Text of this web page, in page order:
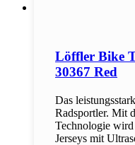
Löffler Bike
30367 Red
Das
Radsportler. Mit
Technologie wird
Jerseys mit